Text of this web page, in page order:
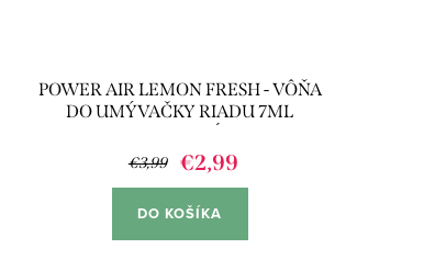
POWER AIR LEMON FRESH - VÔŇA
DO UMÝVAČKY RIADU 7ML
€3,99 €2,99
DO KOŠÍKA